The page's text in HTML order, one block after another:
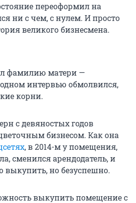
переоформил на
ни с чем, с нулем. И просто
великого бизнесмена.
фамилию матери —
интервью обмолвился,
корни.
с девяностых годов
бизнесом. Как она
, в 2014-м у помещения,
сменился арендодатель, и
выкупить, но безуспешно.
выкупить помещение с